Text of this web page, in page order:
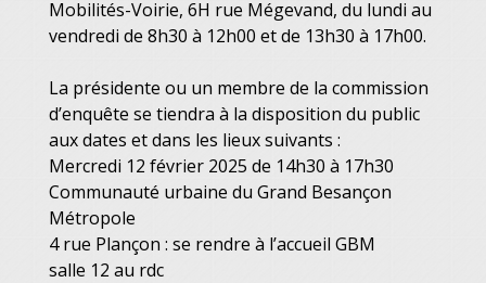
Mobilités-Voirie, 6H rue Mégevand, du lundi au
vendredi de 8h30 à 12h00 et de 13h30 à 17h00.
La présidente ou un membre de la commission
d’enquête se tiendra à la disposition du public
aux dates et dans les lieux suivants :
Mercredi 12 février 2025 de 14h30 à 17h30
Communauté urbaine du Grand Besançon
Métropole
4 rue Plançon : se rendre à l’accueil GBM
salle 12 au rdc